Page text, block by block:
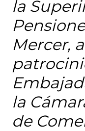
la
Mercer,
la
de